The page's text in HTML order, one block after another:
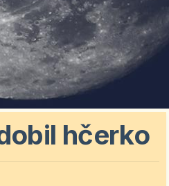
hčerko